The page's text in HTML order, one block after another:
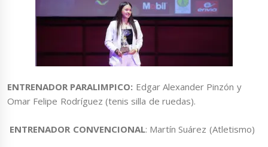
ENTRENADOR PARALIMPICO: Edgar Alexander Pinzón y
Omar Felipe Rodríguez (tenis silla de ruedas).
ENTRENADOR CONVENCIONAL: Martín Suárez (Atletismo)